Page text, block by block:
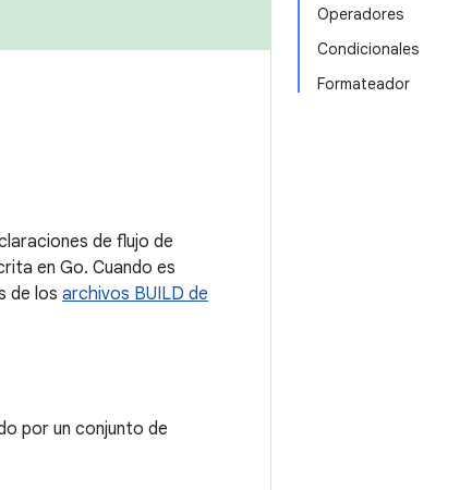
Operadores
Condicionales
Formateador
de flujo de
en Go. Cuando es
de los archivos BUILD de
por un conjunto de